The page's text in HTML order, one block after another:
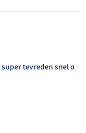
super tevreden snel o